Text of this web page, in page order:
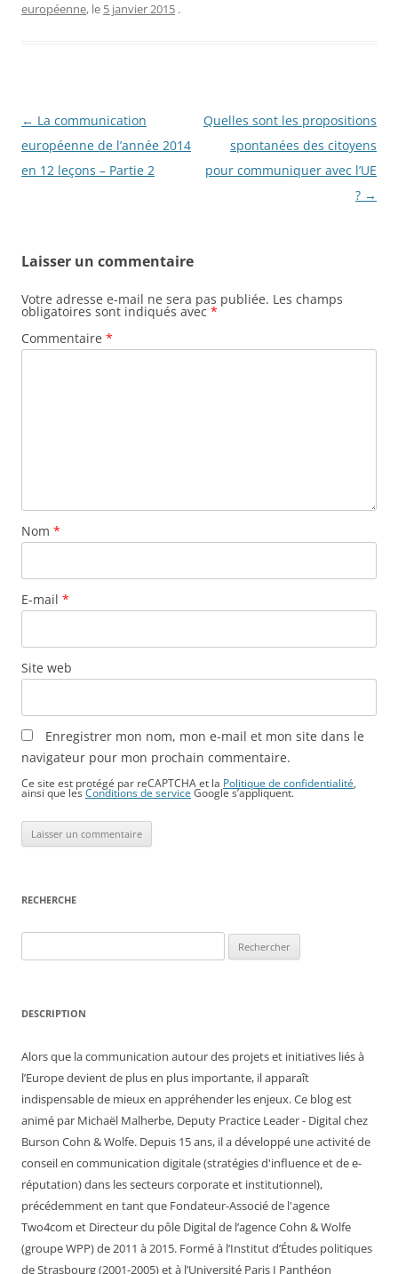
européenne, le 5 janvier 2015 .
Navigation
des
articles
← La communication
européenne de l’année 2014
en 12 leçons – Partie 2
Quelles sont les propositions
spontanées des citoyens
pour communiquer avec l’UE
? →
Laisser un commentaire
Votre adresse e-mail ne sera pas publiée. Les champs
obligatoires sont indiqués avec *
Commentaire *
Nom *
E-mail *
Site web
Enregistrer mon nom, mon e-mail et mon site dans le
navigateur pour mon prochain commentaire.
Ce site est protégé par reCAPTCHA et la Politique de confidentialité
ainsi que lesConditions de service Google s’appliquent.
RECHERCHE
DESCRIPTION
Alors que la communication autour des projets et initiatives liés à
l’Europe devient de plus en plus importante, il apparaît
indispensable de mieux en appréhender les enjeux. Ce blog est
animé par Michaël Malherbe, Deputy Practice Leader - Digital chez
Burson Cohn & Wolfe. Depuis 15 ans, il a développé une activité de
conseil en communication digitale (stratégies d'influence et de e-
réputation) dans les secteurs corporate et institutionnel),
précédemment en tant que Fondateur-Associé de l'agence
Two4com et Directeur du pôle Digital de l’agence Cohn & Wolfe
(groupe WPP) de 2011 à 2015. Formé à l’Institut d’Études politiques
de Strasbourg (2001-2005) et à l’Université Paris I Panthéon